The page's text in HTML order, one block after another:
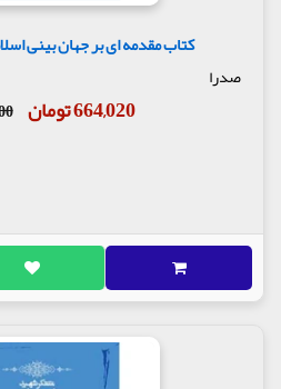
کتاب مقدمه ای بر جهان بینی
صدرا
664,020 تومان